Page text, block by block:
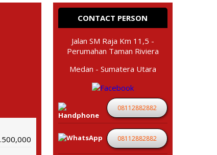
CONTACT PERSON
Jalan SM Raja Km 11,5 -
Perumahan Taman Riviera
Medan - Sumatera Utara
08112882882
08112882882